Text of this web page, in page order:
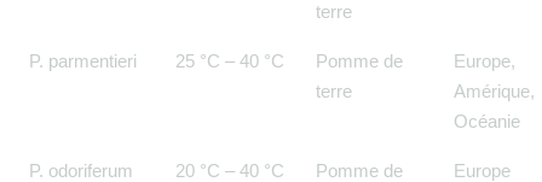
terre
P. parmentieri 25 °C – 40 °C
Pomme de
terre
Europe,
Amérique,
Océanie
P. odoriferum 20 °C – 40 °C
Pomme de
Europe